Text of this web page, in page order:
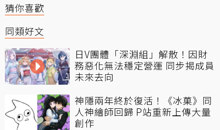
猜你喜歡
同類好文
日V團體「深淵組」解散！因財
務惡化無法穩定營運 同步揭成員
未來去向
神隱兩年終於復活！《冰菓》同
人神繪師回歸 P站重新上傳大量
創作